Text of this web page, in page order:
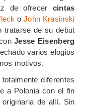
de ofrecer cintas
oJohn Krasinski
tratarse de su debut
Jesse Eisenberg
varios elogios
motivos.
diferentes
a Polonia con el fin
de allí. Sin